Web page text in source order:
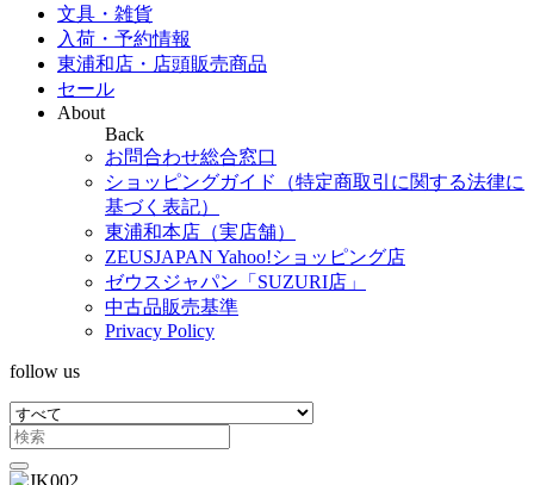
文具・雑貨
入荷・予約情報
東浦和店・店頭販売商品
セール
About
Back
お問合わせ総合窓口
ショッピングガイド（特定商取引に関する法律に
基づく表記）
東浦和本店（実店舗）
ZEUSJAPAN Yahoo!ショッピング店
ゼウスジャパン「SUZURI店」
中古品販売基準
Privacy Policy
follow us